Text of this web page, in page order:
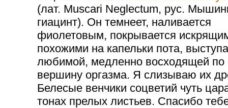
(лат. Muscari Neglectum, рус.
гиацинт). Он темнеет, наливается
фиолетовым, покрывается
похожими на капельки пота,
любимой, медленно восходящей по
вершину оргазма. Я слизываю их
Белесые венчики соцветий чуть
тонах прелых листьев. Спасибо